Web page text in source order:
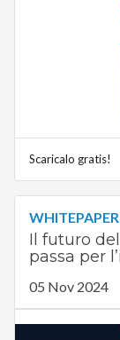
Scaricalo gratis!
WHITEPAPER
Il futuro
passa per
05 Nov 2024